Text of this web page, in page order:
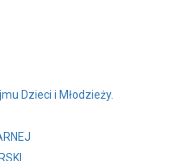
Dzieci i Młodzieży.